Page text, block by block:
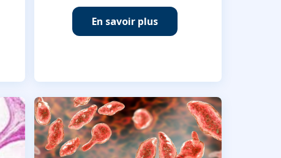
En savoir plus